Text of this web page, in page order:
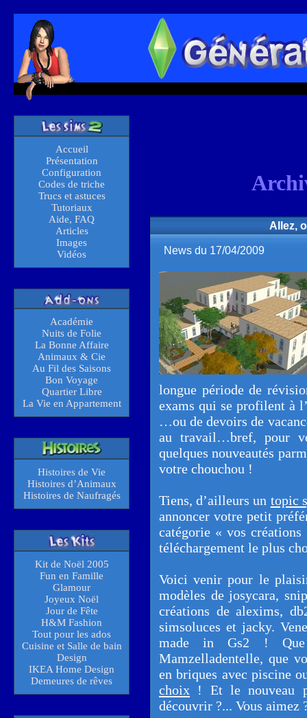
Accueil
Présentation
Configuration
Codes de triche
Trucs et astuces
Tutoriaux
Aide, FAQ
Articles
Images
Vidéos
Académie
Nuits de Folie
La Bonne Affaire
Animaux & Cie
Au Fil des Saisons
Bon Voyage
Quartier Libre
La Vie en Appartement
Histoires de Vie
Histoires d’Animaux
Histoires de Naufragés
Kit de Noël 2005
Fun en Famille
Glamour
Joyeux Noël
Jour de Fête
H&M Fashion
Tout pour les ados
Cuisine et Salle de bain
Design
IKEA Home Design
Demeures de rêves
Allez,
News du 17/04/2009
longue période de
exams qui se profilent à
…ou de devoirs de
au travail…bref, pour
quelques nouveautés
votre chouchou !
Tiens, d’ailleurs un topic
annoncer votre petit
catégorie « vos
téléchargement le plus
Voici venir pour le
modèles de josycara,
créations de alexims,
simsoluces et jacky.
made in Gs2 ! Que
Mamzelladentelle, que
en briques avec piscine
choix ! Et le nouveau
découvrir ?... Vous aimez